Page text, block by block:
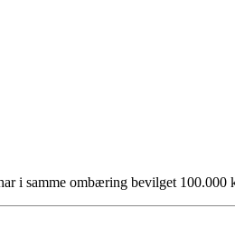
i samme ombæring bevilget 100.000